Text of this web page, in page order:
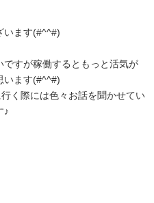
います(#^^#)
ですが稼働するともっと活気が
います(#^^#)
く際には色々お話を聞かせてい
♪